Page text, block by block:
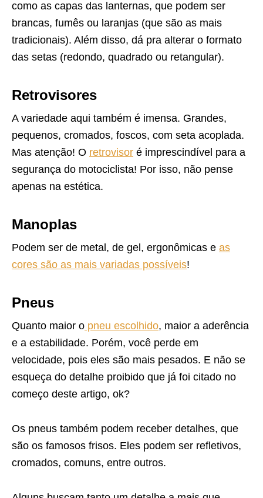
como as capas das lanternas, que podem ser
brancas, fumês ou laranjas (que são as mais
tradicionais). Além disso, dá pra alterar o formato
das setas (redondo, quadrado ou retangular).
Retrovisores
A variedade aqui também é imensa. Grandes,
pequenos, cromados, foscos, com seta acoplada.
Mas atenção! O retrovisor é imprescindível para a
segurança do motociclista! Por isso, não pense
apenas na estética.
Manoplas
Podem ser de metal, de gel, ergonômicas e as
cores são as mais variadas possíveis!
Pneus
Quanto maior o pneu escolhido, maior a aderência
e a estabilidade. Porém, você perde em
velocidade, pois eles são mais pesados. E não se
esqueça do detalhe proibido que já foi citado no
começo deste artigo, ok?
Os pneus também podem receber detalhes, que
são os famosos frisos. Eles podem ser refletivos,
cromados, comuns, entre outros.